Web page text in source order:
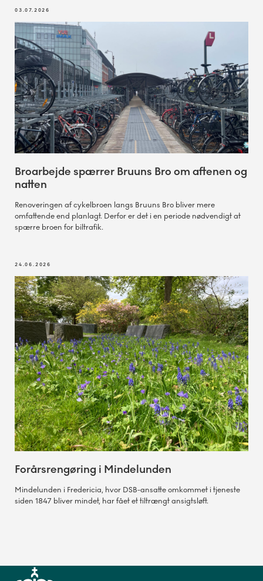
03.07.2026
Broarbejde spærrer Bruuns Bro om aftenen og
natten
Renoveringen af cykelbroen langs Bruuns Bro bliver mere
omfattende end planlagt. Derfor er det i en periode nødvendigt at
spærre broen for biltrafik.
24.06.2026
Forårsrengøring i Mindelunden
Mindelunden i Fredericia, hvor DSB-ansatte omkommet i tjeneste
siden 1847 bliver mindet, har fået et tiltrængt ansigtsløft.